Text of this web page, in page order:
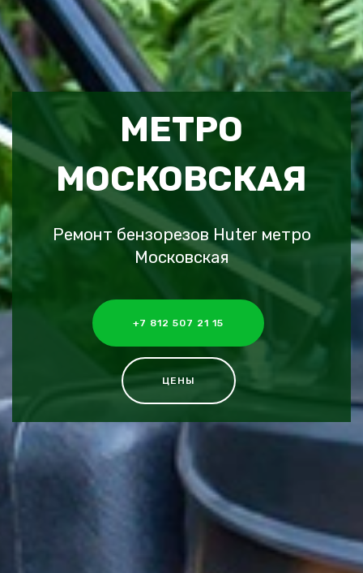
МЕТРО
МОСКОВСКАЯ
Ремонт бензорезов Huter метро
Московская
+7 812 507 21 15
ЦЕНЫ